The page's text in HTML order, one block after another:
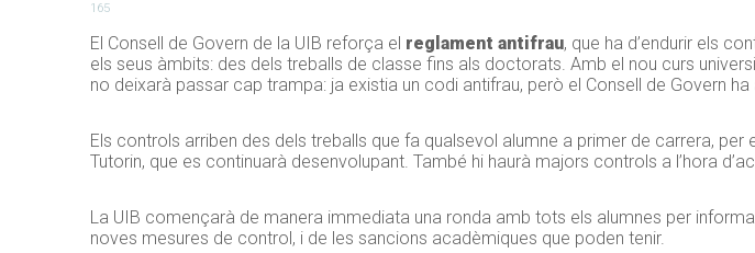
165
El Consell de Govern de la UIB reforça el reglament antifrau, que ha d’endurir els
els seus àmbits: des dels treballs de classe fins als doctorats. Amb el nou curs
no deixarà passar cap trampa: ja existia un codi antifrau, però el Consell de Govern
Els controls arriben des dels treballs que fa qualsevol alumne a primer de carrera,
Tutorin, que es continuarà desenvolupant. També hi haurà majors controls a l’hora
La UIB començarà de manera immediata una ronda amb tots els alumnes per
noves mesures de control, i de les sancions acadèmiques que poden tenir.